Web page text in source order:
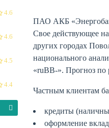
4.6
4.6
4.5
4.4
ПАО АКБ
Свое действующее
других городах
национального
«ruBB-». Прогноз по
Частным клиентам
кредиты
оформление